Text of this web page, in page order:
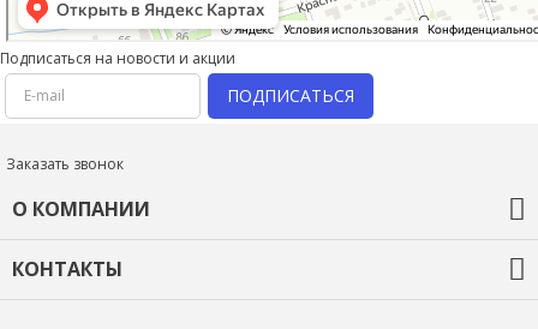
Подписаться на новости и акции
ПОДПИСАТЬСЯ
Заказать звонок
О КОМПАНИИ
О компании
Оплата и доставка
Гарантия и возврат
КОНТАКТЫ